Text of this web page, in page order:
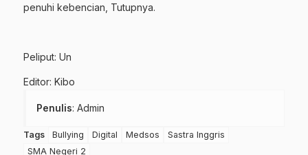
penuhi kebencian, Tutupnya.
Peliput: Un
Editor: Kibo
Penulis: Admin
Tags Bullying Digital Medsos
Sastra Inggris
SMA Negeri 2